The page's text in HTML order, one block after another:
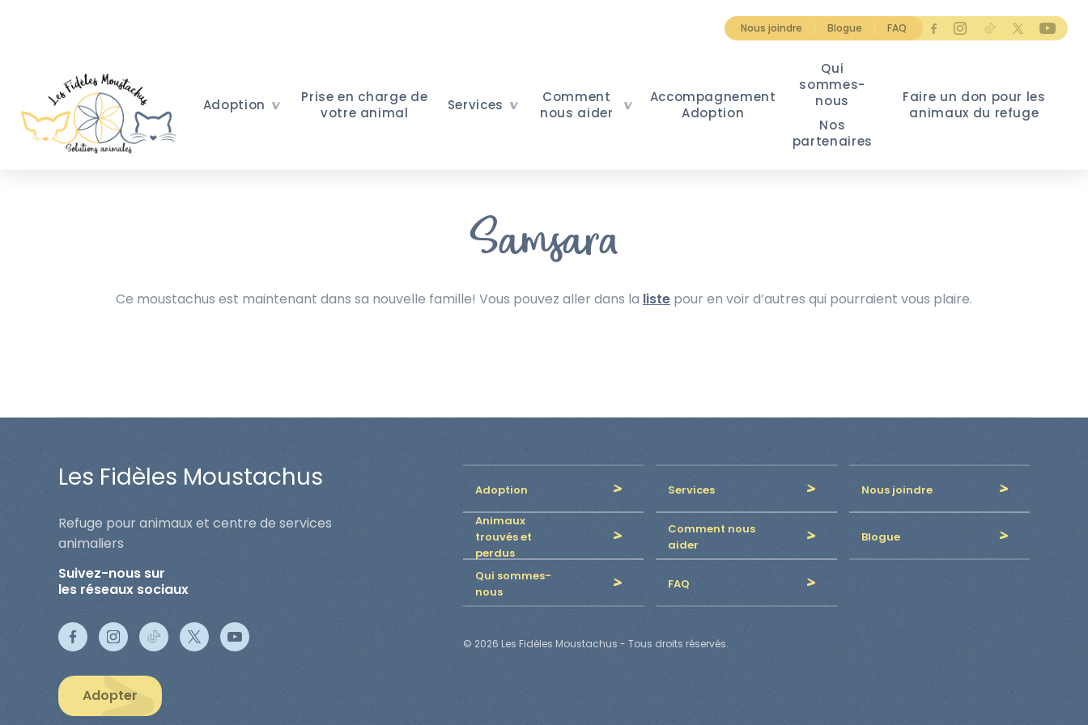
Nous joindre Blogue FAQ
Adoption
Prise en charge de
votre animal
Services
Comment
nous aider
Accompagnement
Adoption
Qui
sommes-
nous
Nos
partenaires
Faire un don pour les
animaux du refuge
Samsara
Ce moustachus est maintenant dans sa nouvelle famille! Vous pouvez aller dans la liste pour en voir d’autres qui pourraient vous plaire.
Les Fidèles Moustachus
Refuge pour animaux et centre de services
animaliers
Suivez-nous sur
les réseaux sociaux
Adopter
Adoption Services
Nous joindre
Animaux
trouvés et
perdus
Comment nous
aider
Blogue
Qui sommes-
nous
FAQ
© 2026 Les Fidèles Moustachus - Tous droits réservés.